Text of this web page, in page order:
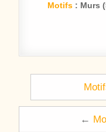
Motifs : Murs
←